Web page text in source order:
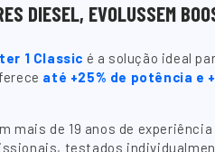
DIESEL, EVOLUSSEM
1 Classic é a solução ideal
até +25% de potência e
mais de 19 anos de
testados